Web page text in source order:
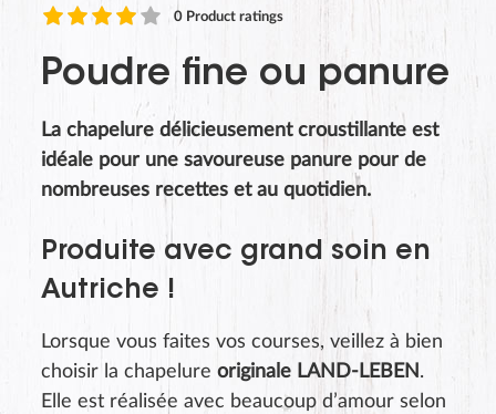
0 Product ratings
Poudre fine ou panure
La chapelure délicieusement croustillante est
idéale pour une savoureuse panure pour de
nombreuses recettes et au quotidien.
Produite avec grand soin en
Autriche !
Lorsque vous faites vos courses, veillez à bien
choisir la chapelure originale LAND-LEBEN .
Elle est réalisée avec beaucoup d’amour selon